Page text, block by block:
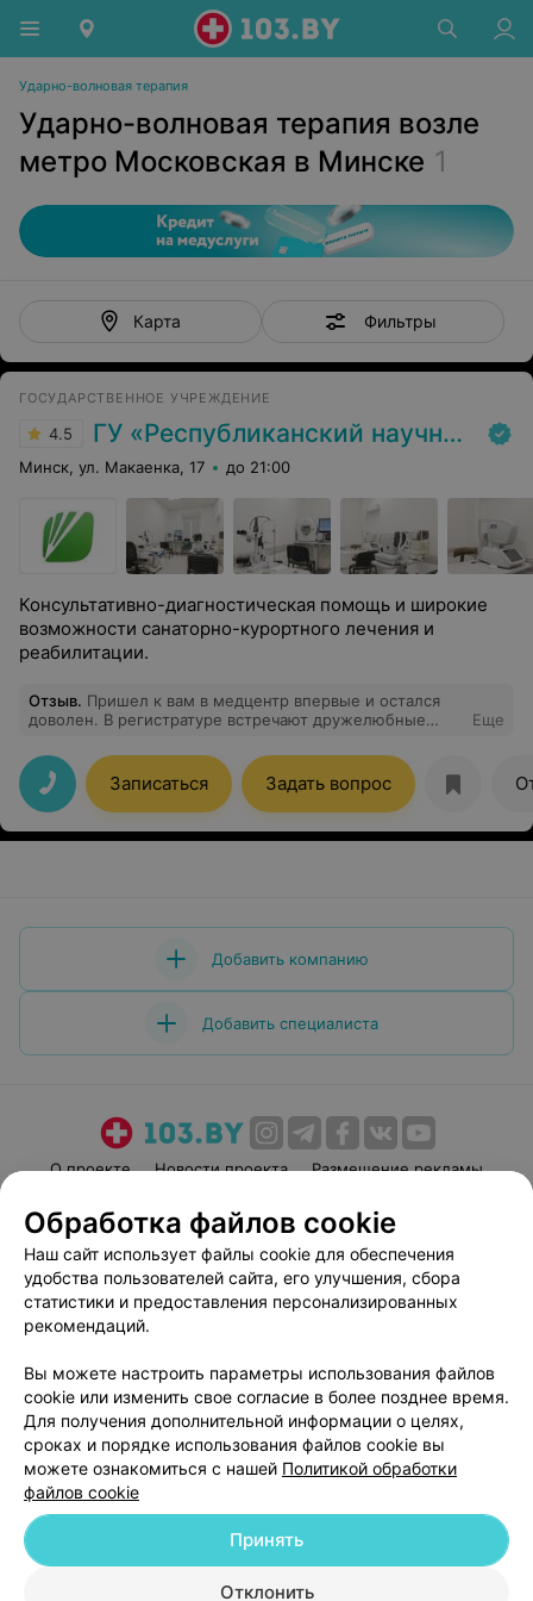
Ударно-волновая терапия
Ударно-волновая терапия возле
метро Московская в Минске 1
Карта Фильтры
ГОСУДАРСТВЕННОЕ УЧРЕЖДЕНИЕ
4.5 ГУ «Республиканский научно-практический центр медицинской экспертизы и реабилитаци»
Минск, ул. Макаенка, 17 до 21:00
Консультативно-диагностическая помощь и широкие
возможности санаторно-курортного лечения и
реабилитации.
Отзыв. Пришел к вам в медцентр впервые и остался
доволен. В регистратуре встречают дружелюбные
прием проходит быстро и профессионально. Спасибо!
Еще
Записаться Задать вопрос
Добавить компанию
Добавить специалиста
О проекте Новости проекта
Размещение рекламы
Пользовательское соглашение
Способы оплаты
Вакансии
Партнеры
Написать руководителю 103.by
Персональные настройки cookie
Обработка персональных данных
© 2026 ООО «Артокс Лаб», УНП 191700409| 220012, Республика Беларусь,
г. Минск, улица Толбухина, 2, пом. 16 | help@103.by
Обработка файлов cookie
Наш сайт использует файлы cookie для обеспечения
удобства пользователей сайта, его улучшения, сбора
статистики и предоставления персонализированных
рекомендаций.
Вы можете настроить параметры использования файлов
cookie или изменить свое согласие в более позднее время.
Для получения дополнительной информации о целях,
сроках и порядке использования файлов cookie вы
можете ознакомиться с нашей Политикой обработки
файлов cookie
Отклонить
Принять